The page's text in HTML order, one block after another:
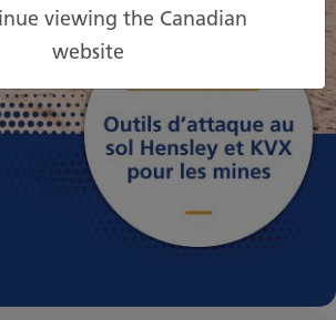
viewing the Canadian
website